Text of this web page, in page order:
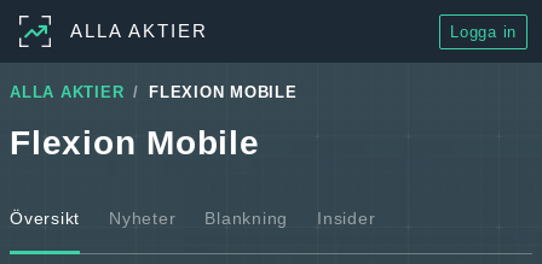
ALLA AKTIER Logga in
ALLA AKTIER FLEXION MOBILE
Flexion Mobile
Översikt Nyheter Blankning Insider